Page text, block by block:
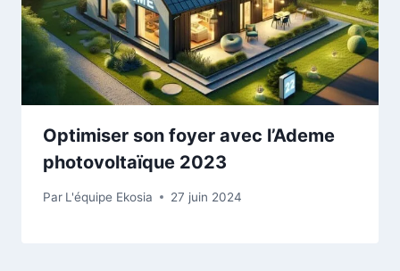
Optimiser son foyer avec l’Ademe
photovoltaïque 2023
Par L'équipe Ekosia 27 juin 2024